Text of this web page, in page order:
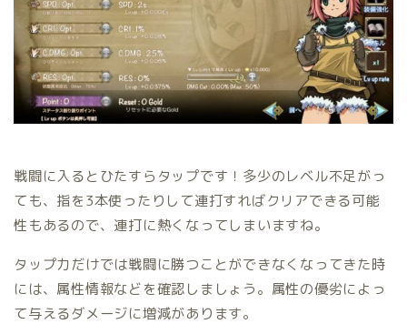
戦闘に入るとひたすらタップです！多少のレベル不足がっ
ても、指を3本使ったりして連打すればクリアできる可能
性もあるので、連打に熱くなってしまいますね。
タップ力だけでは戦闘に勝つことができなくなってきた時
には、属性情報などを確認しましょう。属性の優劣によっ
て与えるダメージに増減があります。